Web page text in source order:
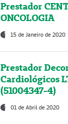
Prestador
ONCOLOGIA
15 de Janeiro de 2020
Prestador
Cardiológicos
(51004347-4)
01 de Abril de 2020